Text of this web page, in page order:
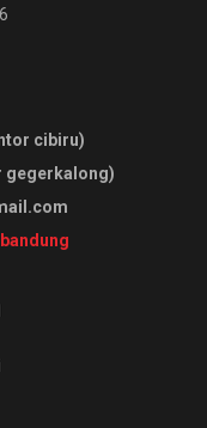
cibiru)
gegerkalong)